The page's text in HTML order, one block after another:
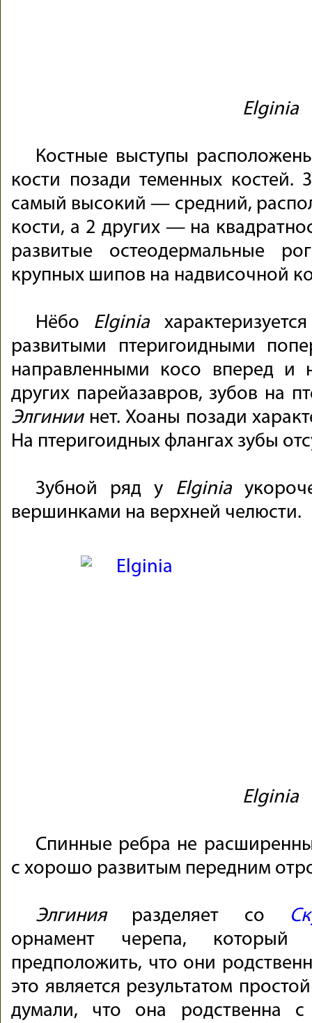
Elginia
Костные выступы
кости позади теменных костей.
самый высокий — средний,
кости, а 2 других — на
развитые остеодермальные
крупных шипов на надвисочной
Нёбо Elginia
развитыми птеригоидными
направленными косо вперед и
других парейазавров, зубов на
Элгиниинет. Хоаны позади
На птеригоидных флангах зубы
Зубной ряд у Elginia
вершинками на верхней челюсти.
Elginia
Спинные ребра не
с хорошо развитым передним
Элгинияразделяет со
орнамент черепа, который
предположить, что они
это является результатом
думали, что она родственна